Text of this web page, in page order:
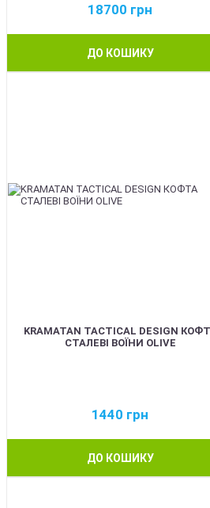
18700 грн
ДО КОШИКУ
KRAMATAN TACTICAL DESIGN
СТАЛЕВІ ВОЇНИ OLIVE
1440 грн
ДО КОШИКУ